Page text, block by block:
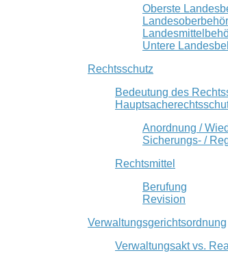
Oberste
Untere
Rechtsschutz
Bedeutung des
Anordnung /
Sicherungs- /
Rechtsmittel
Berufung
Revision
Verwaltungsgerichtsordnung
Verwaltungsakt vs.